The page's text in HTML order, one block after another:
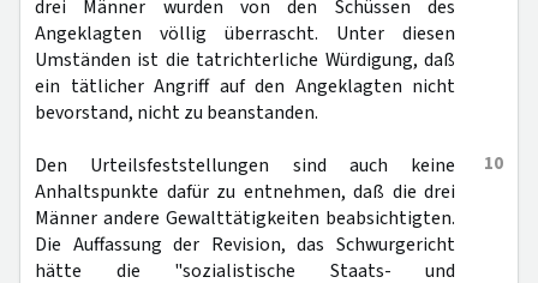
drei Männer wurden von den Schüssen des
Angeklagten völlig überrascht. Unter diesen
Umständen ist die tatrichterliche Würdigung, daß
ein tätlicher Angriff auf den Angeklagten nicht
bevorstand, nicht zu beanstanden.
10
Den Urteilsfeststellungen sind auch keine
Anhaltspunkte dafür zu entnehmen, daß die drei
Männer andere Gewalttätigkeiten beabsichtigten.
Die Auffassung der Revision, das Schwurgericht
hätte die "sozialistische Staats- und